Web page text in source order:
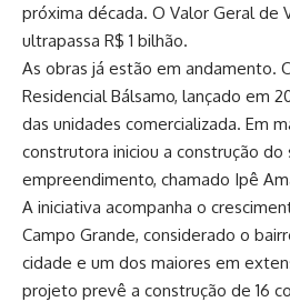
próxima década. O Valor Geral de
ultrapassa R$ 1 bilhão.
As obras já estão em andamento.
Residencial Bálsamo, lançado em
das unidades comercializada. Em
construtora iniciou a construção do
empreendimento, chamado Ipê
A iniciativa acompanha o
Campo Grande, considerado o
cidade e um dos maiores em
projeto prevê a construção de 16